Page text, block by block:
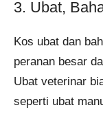
3. Ubat,
Kos ubat dan
peranan besar
Ubat veterinar
seperti ubat